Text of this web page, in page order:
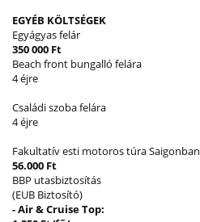
EGYÉB KÖLTSÉGEK
Egyágyas felár
350 000 Ft
Beach front bungalló felára
4 éjre
Családi szoba felára
4 éjre
Fakultatív esti motoros túra Saigonban
56.000 Ft
BBP utasbiztosítás
(EUB Biztosító)
- Air & Cruise Top: